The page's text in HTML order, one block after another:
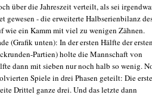
über die Jahreszeit verteilt, als sei
gewesen - die erweiterte Halbserienbilanz
wie ein Kamm mit viel zu wenigen Zähnen.
(Grafik unten): In der ersten Hälfte der ersten
Partien) holte die Mannschaft von
dann mit sieben nur noch halb so wenig.
Spiele in drei Phasen geteilt: Die
Drittel ganze drei. Und das letzte dann